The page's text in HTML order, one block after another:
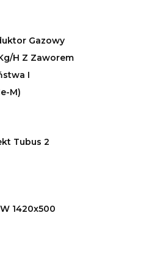
Gazowy
H Z Zaworem
I
M)
Tubus 2
1420x500